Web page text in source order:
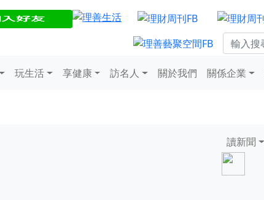
玩生活 享健康 訪名人 關於我們 關係企業
讀新聞